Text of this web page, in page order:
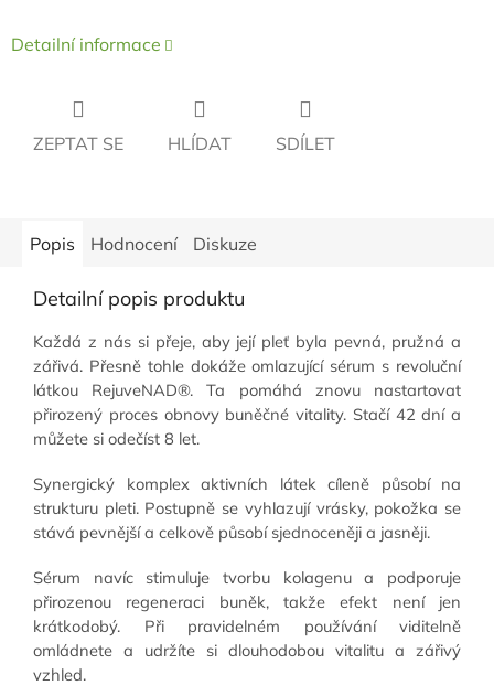
Detailní informace
ZEPTAT SE HLÍDAT SDÍLET
Popis Hodnocení Diskuze
Detailní popis produktu
Každá z nás si přeje, aby její pleť byla pevná, pružná a
zářivá. Přesně tohle dokáže omlazující sérum s revoluční
látkou RejuveNAD®. Ta pomáhá znovu nastartovat
přirozený proces obnovy buněčné vitality. Stačí 42 dní a
můžete si odečíst 8 let.
Synergický komplex aktivních látek cíleně působí na
strukturu pleti. Postupně se vyhlazují vrásky, pokožka se
stává pevnější a celkově působí sjednoceněji a jasněji.
Sérum navíc stimuluje tvorbu kolagenu a podporuje
přirozenou regeneraci buněk, takže efekt není jen
krátkodobý. Při pravidelném používání viditelně
omládnete a udržíte si dlouhodobou vitalitu a zářivý
vzhled.